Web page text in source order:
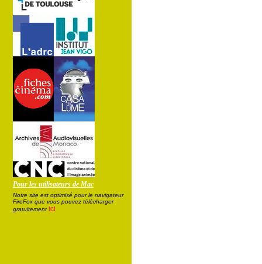
Pour les utilisateurs de Mac
Notre site est optimisé pour le navigateur
FireFox que vous pouvez télécharger
gratuitement ici